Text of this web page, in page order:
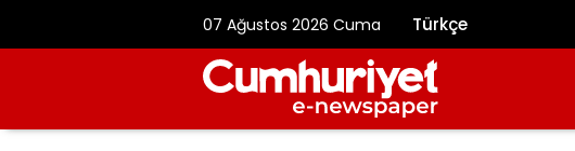
07 Ağustos 2026 Cuma Türkçe